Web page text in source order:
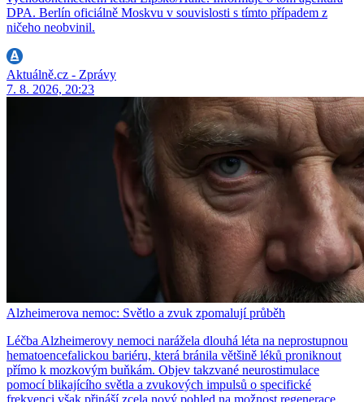
DPA. Berlín oficiálně Moskvu v souvislosti s tímto případem z
ničeho neobvinil.
Aktuálně.cz - Zprávy
7. 8. 2026, 20:23
Alzheimerova nemoc: Světlo a zvuk zpomalují průběh
Léčba Alzheimerovy nemoci narážela dlouhá léta na neprostupnou
hematoencefalickou bariéru, která bránila většině léků proniknout
přímo k mozkovým buňkám. Objev takzvané neurostimulace
pomocí blikajícího světla a zvukových impulsů o specifické